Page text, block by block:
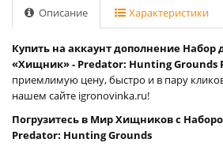
Описание Характеристики
Купить на аккаунт дополнение Набор
«Хищник» - Predator: Hunting Grounds
приемлимую цену, быстро и в пару
нашем сайте igronovinka.ru!
Погрузитесь в Мир Хищников с
Predator: Hunting Grounds